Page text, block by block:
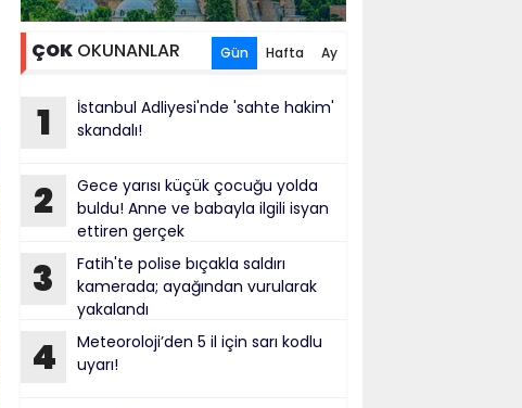
ÇOK OKUNANLAR Gün Hafta Ay
1
İstanbul Adliyesi'nde 'sahte hakim'
skandalı!
2
Gece yarısı küçük çocuğu yolda
buldu! Anne ve babayla ilgili isyan
ettiren gerçek
3
Fatih'te polise bıçakla saldırı
kamerada; ayağından vurularak
yakalandı
4
Meteoroloji’den 5 il için sarı kodlu
uyarı!